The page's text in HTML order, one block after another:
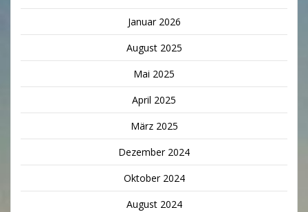
Januar 2026
August 2025
Mai 2025
April 2025
März 2025
Dezember 2024
Oktober 2024
August 2024